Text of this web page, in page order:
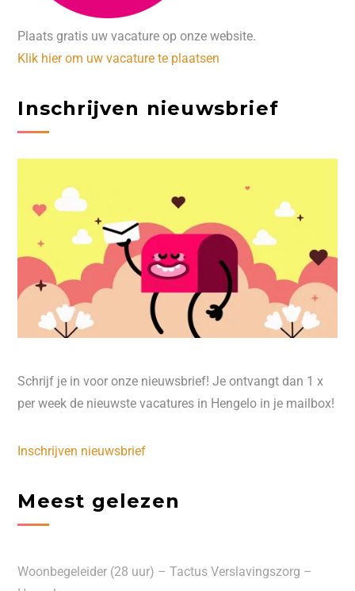
Plaats gratis uw vacature op onze website.
Klik hier om uw vacature te plaatsen
Inschrijven nieuwsbrief
Schrijf je in voor onze nieuwsbrief! Je ontvangt dan 1 x
per week de nieuwste vacatures in Hengelo in je mailbox!
Inschrijven nieuwsbrief
Meest gelezen
Woonbegeleider (28 uur) – Tactus Verslavingszorg –